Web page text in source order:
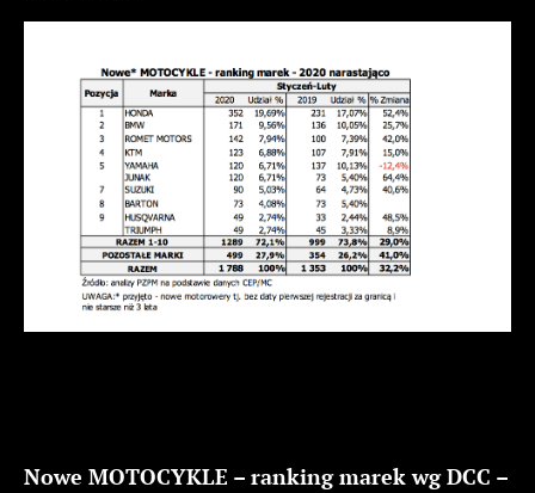
Nowe MOTOCYKLE – ranking marek wg DCC –